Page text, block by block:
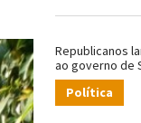
Republicanos
ao governo de
Política